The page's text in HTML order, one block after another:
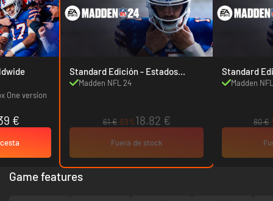
- Worldwide
One version
€
Standard Edición - Estados
Unidos
Madden NFL 24
61 €-69%18.82 €
Fuera de stock
Madden
80 €-
Game features